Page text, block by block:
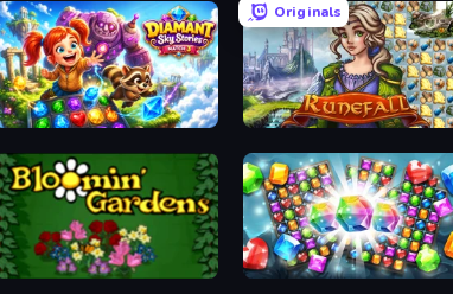
Diamant: Sky Stories Match 3
Originals
Runefall
Blooming Gardens Diamond Dungeon: Match 3